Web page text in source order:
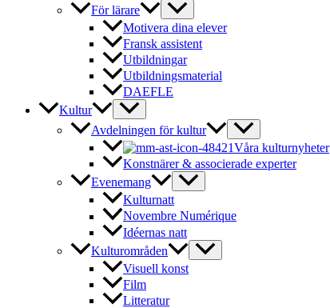
För lärare
Motivera dina elever
Fransk assistent
Utbildningar
Utbildningsmaterial
DAEFLE
Kultur
Avdelningen för kultur
Våra kulturnyheter
Konstnärer & associerade experter
Evenemang
Kulturnatt
Novembre Numérique
Idéernas natt
Kulturområden
Visuell konst
Film
Litteratur